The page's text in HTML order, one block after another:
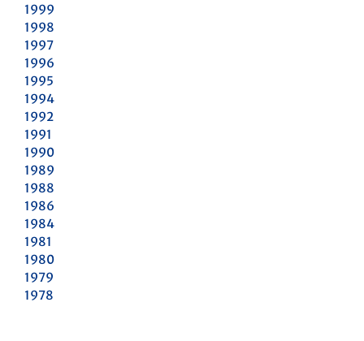
1999
1998
1997
1996
1995
1994
1992
1991
1990
1989
1988
1986
1984
1981
1980
1979
1978